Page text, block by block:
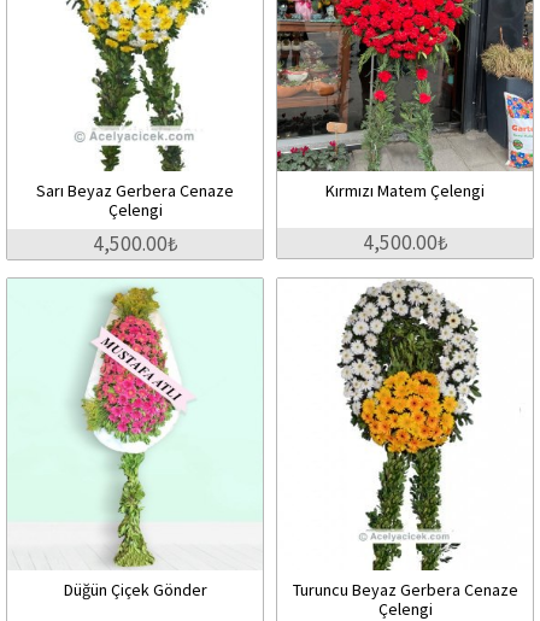
Sarı Beyaz Gerbera Cenaze
Çelengi
4,500.00₺
Kırmızı Matem Çelengi
4,500.00₺
Düğün Çiçek Gönder
Turuncu Beyaz Gerbera Cenaze
Çelengi